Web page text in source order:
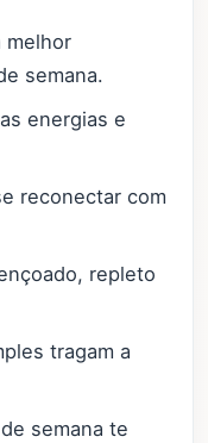
melhor
semana.
energias e
reconectar com
repleto
tragam a
semana te